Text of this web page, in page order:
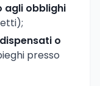
agli obblighi
o
presso